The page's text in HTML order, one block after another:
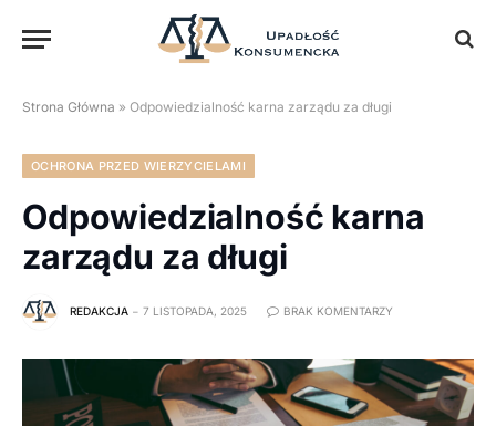
Strona Główna » Odpowiedzialność karna zarządu za długi
OCHRONA PRZED WIERZYCIELAMI
Odpowiedzialność karna
zarządu za długi
REDAKCJA 7 LISTOPADA, 2025 BRAK KOMENTARZY